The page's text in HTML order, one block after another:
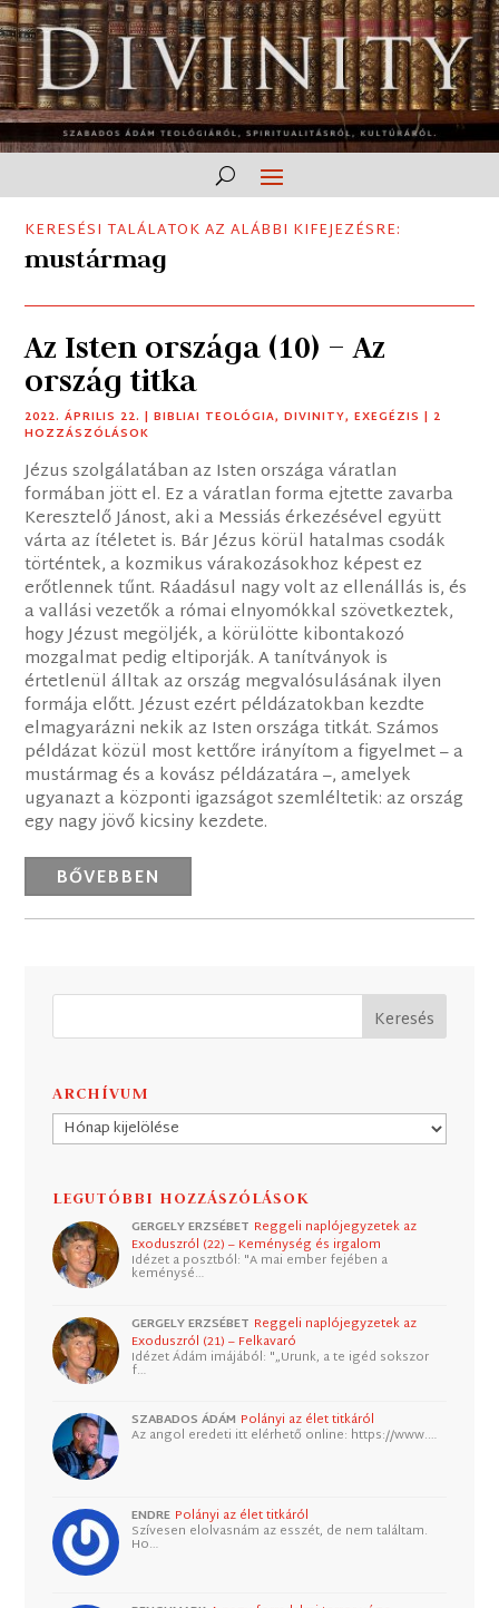
KERESÉSI TALÁLATOK AZ ALÁBBI KIFEJEZÉSRE:
mustármag
Az Isten országa (10) – Az
ország titka
2022. ÁPRILIS 22. |BIBLIAI TEOLÓGIA,DIVINITY,EXEGÉZIS | 2
HOZZÁSZÓLÁSOK
Jézus szolgálatában az Isten országa váratlan
formában jött el. Ez a váratlan forma ejtette zavarba
Keresztelő Jánost, aki a Messiás érkezésével együtt
várta az ítéletet is. Bár Jézus körül hatalmas csodák
történtek, a kozmikus várakozásokhoz képest ez
erőtlennek tűnt. Ráadásul nagy volt az ellenállás is, és
a vallási vezetők a római elnyomókkal szövetkeztek,
hogy Jézust megöljék, a körülötte kibontakozó
mozgalmat pedig eltiporják. A tanítványok is
értetlenül álltak az ország megvalósulásának ilyen
formája előtt. Jézust ezért példázatokban kezdte
elmagyarázni nekik az Isten országa titkát. Számos
példázat közül most kettőre irányítom a figyelmet – a
mustármag és a kovász példázatára –, amelyek
ugyanazt a központi igazságot szemléltetik: az ország
egy nagy jövő kicsiny kezdete.
BŐVEBBEN
ARCHÍVUM
Archívum
LEGUTÓBBI HOZZÁSZÓLÁSOK
GERGELY ERZSÉBET Reggeli naplójegyzetek az
Exoduszról (22) – Keménység és irgalom
Idézet a posztból: "A mai ember fejében a
keménysé…
GERGELY ERZSÉBET Reggeli naplójegyzetek az
Exoduszról (21) – Felkavaró
Idézet Ádám imájából: "„Urunk, a te igéd sokszor
f…
SZABADOS ÁDÁM Polányi az élet titkáról
Az angol eredeti itt elérhető online: https://www.…
ENDRE Polányi az élet titkáról
Szívesen elolvasnám az esszét, de nem találtam.
Ho…